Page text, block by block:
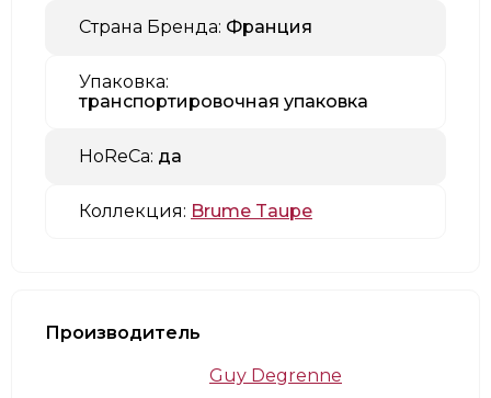
Страна Бренда: Франция
Упаковка:
транспортировочная упаковка
HoReCa: да
Коллекция: Brume Taupe
Производитель
Guy Degrenne